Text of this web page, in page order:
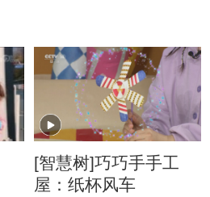
[智慧树]巧巧手手工
屋：纸杯风车